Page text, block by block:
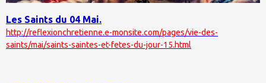
Les Saints du 04 Mai.
http://reflexionchretienne.e-monsite.com/pages/vie-des-
saints/mai/saints-saintes-et-fetes-du-jour-15.html